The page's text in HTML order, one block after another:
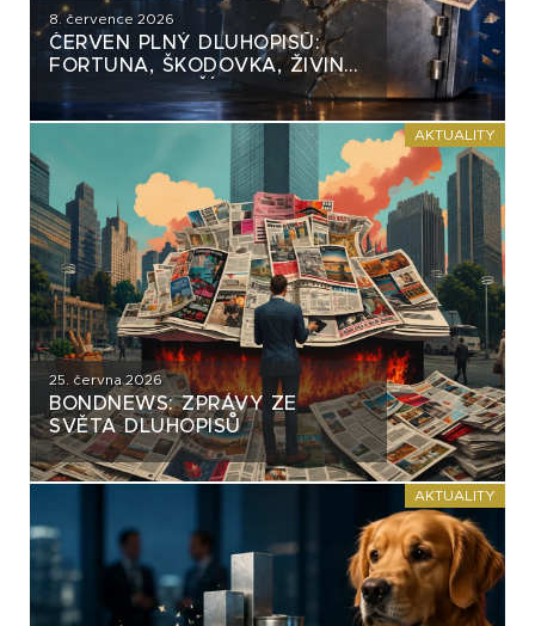
8. července 2026
ČERVEN PLNÝ DLUHOPISŮ:
FORTUNA, ŠKODOVKA, ŽIVINA
A MNOHO DALŠÍCH
AKTUALITY
25. června 2026
BONDNEWS: ZPRÁVY ZE
SVĚTA DLUHOPISŮ
AKTUALITY